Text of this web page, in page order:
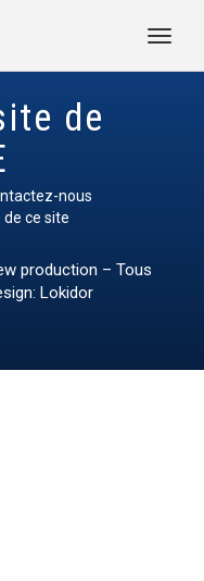
de
nous
de ce site
production – Tous
Lokidor